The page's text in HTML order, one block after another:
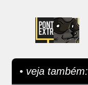
• veja também: